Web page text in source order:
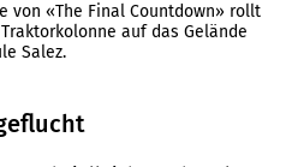
von «The Final Countdown» rollt
auf das Gelände
Salez.